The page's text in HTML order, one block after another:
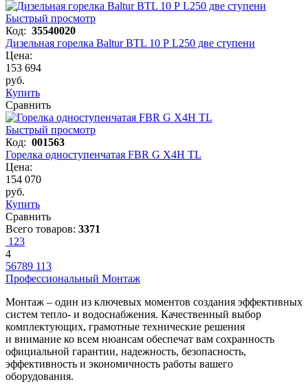
Быстрый просмотр
Код: 35540020
Дизельная горелка Baltur BTL 10 P L250 две ступени
Цена:
153 694
руб.
Купить
Сравнить
Быстрый просмотр
Код: 001563
Горелка одноступенчатая FBR G X4H TL
Цена:
154 070
руб.
Купить
Сравнить
Всего товаров: 3371
1 23
4
56789 113
Профессиональный Монтаж
Монтаж – один из ключевых моментов создания эффективных
систем тепло- и водоснабжения. Качественный выбор
комплектующих, грамотные технические решения
и внимание ко всем нюансам обеспечат вам сохранность
официальной гарантии, надежность, безопасность,
эффективность и экономичность работы вашего
оборудования.